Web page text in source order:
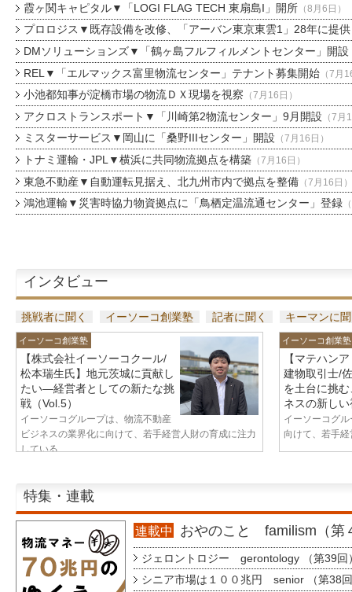
霞ヶ関キャピタル▼「LOGI FLAG TECH 東扇島I」開所（8月6日）
プロロジス▼既存設備を改修、「アーバン東京東雲1」28年に提供
DMソリューションズ▼「鶴ヶ島フルフィルメントセンター」開設
REL▼「エルマックス富里物流センター」テナント募集開始（7月
小池都知事が淀橋市場の物流ＤＸ現場を視察 （7月16日）
アクロストランスポート▼「川崎第2物流センター」9月開設 （7月
ミスターサービス▼岡山に「桑野IIIセンター」開設 （7月16日）
トナミ運輸・JPL▼横浜に共同物流拠点を構築（7月16日）
東急不動産▼自動運転見据え、北九州市内で拠点を整備（7月16日）
鴻池運輸▼災害時協力物資拠点に「鳥栖定温流通センター」登録
インタビュー
挑戦者に聞く イーソーコ創業塾 記者に聞く キーマンに
イーソーコ創業塾
【株式会社イーソーコクール/
松本瑞生氏】地元茨城に貢献し
たい—経営者としての新たな挑
戦（Vol.5）
イーソーコグループは、物流不動産
ビジネスの業界化に向けて、若手経営人財の育成に注力
している...
イーソーコ創業塾
【マテハン
建物取引士/
を土台に挑
ネスの新し
イーソーコグ
向けて、若手
特集・連載
連載中 おやのこと familism（第
ジェロントロジー gerontology （第39回
シニア市場は１００兆円 senior （第38